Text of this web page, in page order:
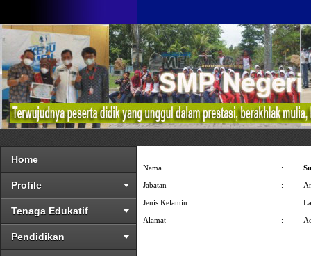
Home
Profile
Tenaga Edukatif
Pendidikan
Nama :
Jabatan :
Jenis Kelamin :
Alamat :